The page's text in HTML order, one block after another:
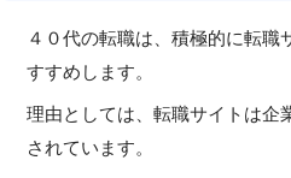
４０代の転職は、積極的に転職
すすめします。
理由としては、転職サイトは企
されています。